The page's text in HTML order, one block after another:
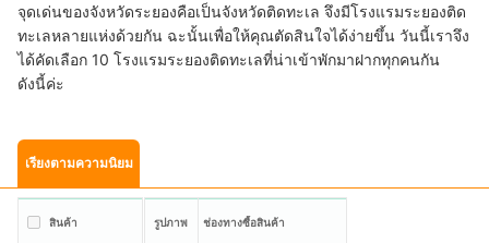
จุดเด่นของจังหวัดระยองคือเป็นจังหวัดติดทะเล จึงมีโรงแรมระยองติด
ทะเลหลายแห่งด้วยกัน ฉะนั้นเพื่อให้คุณตัดสินใจได้ง่ายขึ้น วันนี้เราจึง
ได้คัดเลือก 10 โรงแรมระยองติดทะเลที่น่าเข้าพักมาฝากทุกคนกัน
ดังนี้ค่ะ
เรียงตามความนิยม
สินค้า รูปภาพ ช่องทางซื้อสินค้า